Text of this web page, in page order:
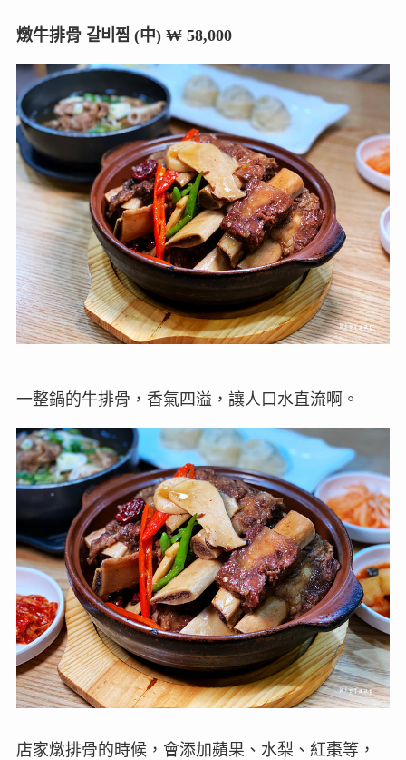
燉牛排骨 갈비찜 (中) ₩ 58,000
一整鍋的牛排骨，香氣四溢，讓人口水直流啊。
店家燉排骨的時候，會添加蘋果、水梨、紅棗等，